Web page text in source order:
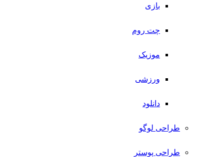
بازی
چت روم
موزیک
ورزشی
دانلود
طراحی لوگو
طراحی پوستر